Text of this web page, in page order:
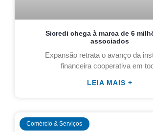
Sicredi chega à marca de 6
associados
Expansão retrata o avanço da
financeira cooperativa em
LEIA MAIS +
Comércio & Serviços